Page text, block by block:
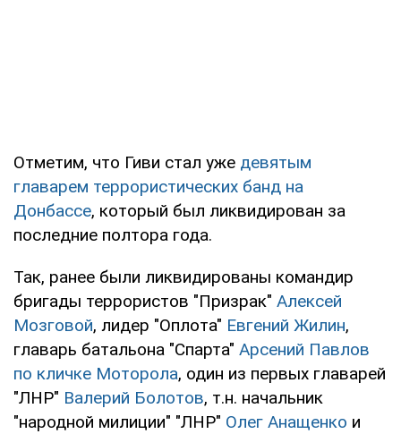
Отметим, что Гиви стал уже девятым
главарем террористических банд на
Донбассе, который был ликвидирован за
последние полтора года.
Так, ранее были ликвидированы командир
бригады террористов "Призрак" Алексей
Мозговой, лидер "Оплота" Евгений Жилин,
главарь батальона "Спарта" Арсений Павлов
по кличке Моторола, один из первых главарей
"ЛНР" Валерий Болотов, т.н. начальник
"народной милиции" "ЛНР" Олег Анащенко и